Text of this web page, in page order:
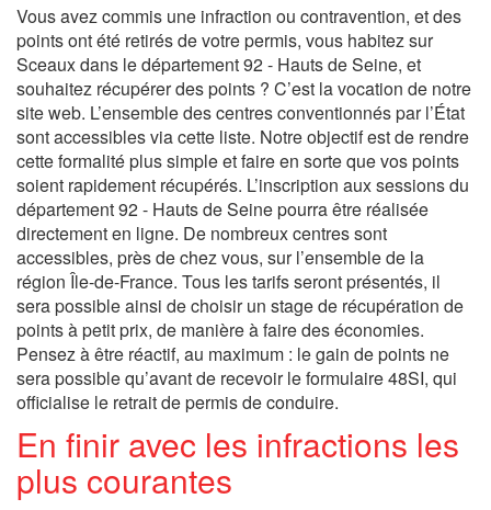
Vous avez commis une infraction ou contravention, et des
points ont été retirés de votre permis, vous habitez sur
Sceaux dans le département 92 - Hauts de Seine, et
souhaitez récupérer des points ? C’est la vocation de notre
site web. L’ensemble des centres conventionnés par l’État
sont accessibles via cette liste. Notre objectif est de rendre
cette formalité plus simple et faire en sorte que vos points
soient rapidement récupérés. L’inscription aux sessions du
département 92 - Hauts de Seine pourra être réalisée
directement en ligne. De nombreux centres sont
accessibles, près de chez vous, sur l’ensemble de la
région Île-de-France. Tous les tarifs seront présentés, il
sera possible ainsi de choisir un stage de récupération de
points à petit prix, de manière à faire des économies.
Pensez à être réactif, au maximum : le gain de points ne
sera possible qu’avant de recevoir le formulaire 48SI, qui
officialise le retrait de permis de conduire.
En finir avec les infractions les
plus courantes